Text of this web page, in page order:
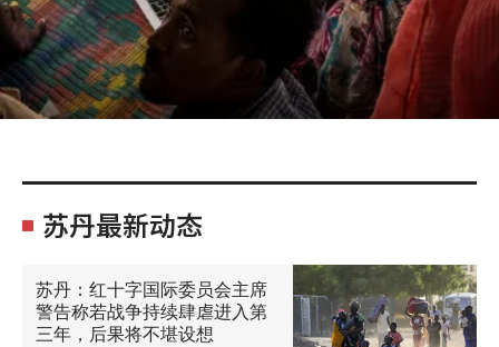
苏丹最新动态
苏丹：红十字国际委员会主席
警告称若战争持续肆虐进入第
三年，后果将不堪设想